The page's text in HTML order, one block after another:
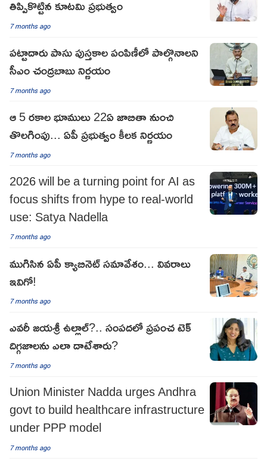
తిప్పికొట్టిన కూటమి ప్రభుత్వం
7 months ago
పట్టాదారు పాసు పుస్తకాల పంపిణీలో పాల్గొనాలని
సీఎం చంద్రబాబు నిర్ణయం
7 months ago
ఆ 5 రకాల భూములు 22ఏ జాబితా నుంచి
తొలగింపు... ఏపీ ప్రభుత్వం కీలక నిర్ణయం
7 months ago
2026 will be a turning point for AI as
focus shifts from hype to real-world
use: Satya Nadella
7 months ago
ముగిసిన ఏపీ క్యాబినెట్ సమావేశం... వివరాలు
ఇవిగో!
7 months ago
ఎవరీ జయశ్రీ ఉల్లాల్?.. సంపదలో ప్రపంచ టెక్
దిగ్గజాలను ఎలా దాటేశారు?
7 months ago
Union Minister Nadda urges Andhra
govt to build healthcare infrastructure
under PPP model
7 months ago